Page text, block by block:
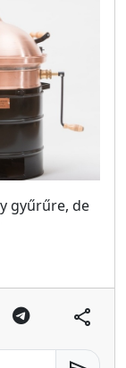
gyűrűre, de
share